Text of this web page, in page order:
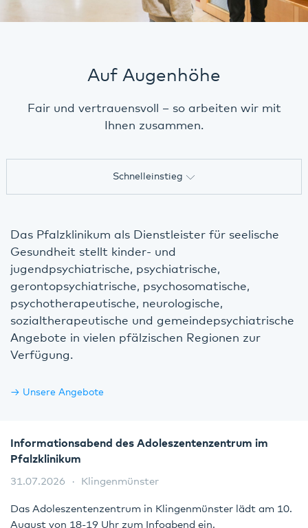
Auf Augenhöhe
Fair und vertrauensvoll – so arbeiten wir mit
Ihnen zusammen.
Schnelleinstieg
Angehörige
Bürger der Region
Bewerber
Ärzte & Therapeuten
Das Pfalzklinikum als Dienstleister für seelische
Gesundheit stellt kinder- und
jugendpsychiatrische, psychiatrische,
gerontopsychiatrische, psychosomatische,
psychotherapeutische, neurologische,
sozialtherapeutische und gemeindepsychiatrische
Angebote in vielen pfälzischen Regionen zur
Verfügung.
Unsere Angebote
Informationsabend des Adoleszentenzentrum im
Pfalzklinikum
31.07.2026 Klingenmünster
Das Adoleszentenzentrum in Klingenmünster lädt am 10.
August von 18-19 Uhr zum Infoabend ein.